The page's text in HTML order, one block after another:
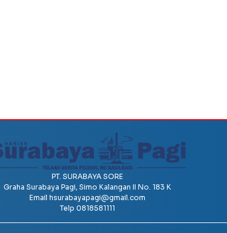
PT. SURABAYA SORE
Graha Surabaya Pagi, Simo Kalangan II No. 183 K
Email hsurabayapagi@gmail.com
Telp 0818581111